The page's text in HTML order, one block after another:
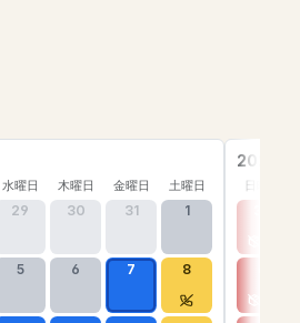
水曜日 木曜日 金曜日 土曜日
29 30 31 1
5 6 7 8
2026年
日曜日